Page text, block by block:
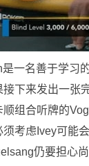
一名善于学习
下来发出一张
顺组合听牌的
考虑Ivey可能
仍要担心